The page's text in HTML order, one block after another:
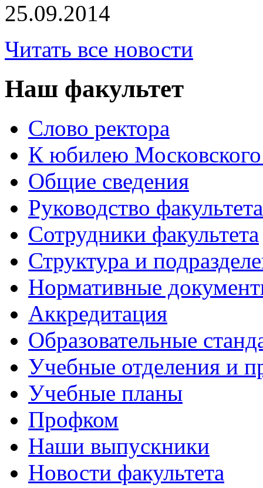
25.09.2014
Читать все новости
Наш факультет
Слово ректора
К юбилею Московского
Общие сведения
Руководство факультета
Сотрудники факультета
Структура и
Нормативные
Аккредитация
Образовательные
Учебные отделения и
Учебные планы
Профком
Наши выпускники
Новости факультета